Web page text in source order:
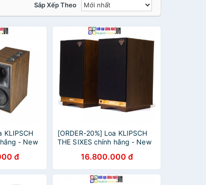
Sắp Xếp Theo
KLIPSCH
- New
đ
[ORDER-20%] Loa KLIPSCH
THE SIXES chính hãng - New
16.800.000 đ